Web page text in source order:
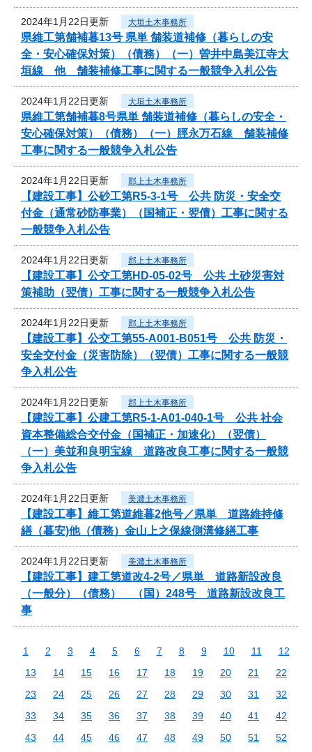
2024年1月22日更新 大垣土木事務所
県維工第舗補暮13号 県単 舗装道補修（暮らしの安
全・安心確保対策）（債務）（一）曽井中島美江寺大
垣線 他 舗装補修工事に関する一般競争入札公告
2024年1月22日更新 大垣土木事務所
県維工第舗補暮8号県単 舗装道補修（暮らしの安全・
安心確保対策）（債務）（一）脛永万石線 舗装補修
工事に関する一般競争入札公告
2024年1月22日更新 郡上土木事務所
【建設工事】公砂工第R5-3-1号 公共 防災・安全交
付金（通常砂防事業）（国補正・翌債）工事に関する
一般競争入札公告
2024年1月22日更新 郡上土木事務所
【建設工事】公交工第HD-05-02号 公共 土砂災害対
策補助（翌債）工事に関する一般競争入札公告
2024年1月22日更新 郡上土木事務所
【建設工事】公交工第55-A001-B051号 公共 防災・
安全交付金（災害防除）（翌債）工事に関する一般競
争入札公告
2024年1月22日更新 郡上土木事務所
【建設工事】公建工第R5-1-A01-040-1号 公共 社会
資本整備総合交付金（国補正・加速化）（翌債）
（一）美並和良明宝線 道路改良工事に関する一般競
争入札公告
2024年1月22日更新 美濃土木事務所
【建設工事】維工第道維暮2他号／県単 道路維持修
繕（暮安)他（債務）金山上之保線側溝修繕工事
2024年1月22日更新 美濃土木事務所
【建設工事】建工第道改4-2号／県単 道路新設改良
（一般分）（債務） （国）248号 道路新設改良工
事
1 2 3 4 5 6 7 8 9 10 11
12
13
14 15 16 17 18 19 20 21
22
23
24 25 26 27 28 29 30 31
32
33
34 35 36 37 38 39 40 41
42
43
44 45 46 47 48 49 50 51
52